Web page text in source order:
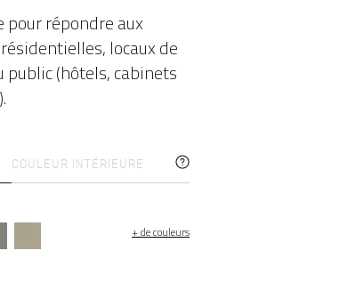
répondre aux
locaux de
public (hôtels, cabinets
COULEUR INTÉRIEURE
+ de couleurs